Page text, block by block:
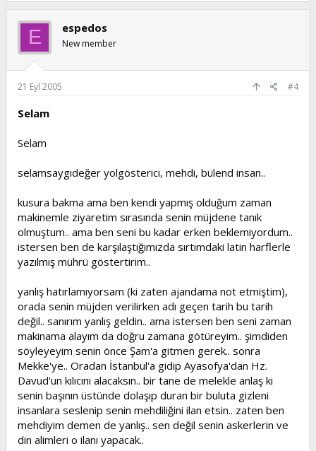
E espedos
New member
21 Eyl 2005 #4
Selam
Selam
selamsaygıdeğer yolgösterici, mehdi, bülend insan..
kusura bakma ama ben kendi yapmış olduğum zaman
makinemle ziyaretim sırasında senin müjdene tanık
olmuştum.. ama ben seni bu kadar erken beklemiyordum..
istersen ben de karşılaştığımızda sırtımdaki latin harflerle
yazılmış mührü göstertirim..
yanlış hatırlamıyorsam (ki zaten ajandama not etmiştim),
orada senin müjden verilirken adı geçen tarih bu tarih
değil.. sanırım yanlış geldin.. ama istersen ben seni zaman
makinama alayım da doğru zamana götüreyim.. şimdiden
söyleyeyim senin önce Şam'a gitmen gerek.. sonra
Mekke'ye.. Oradan İstanbul'a gidip Ayasofya'dan Hz.
Davud'un kılıcını alacaksın.. bir tane de melekle anlaş ki
senin başının üstünde dolaşıp duran bir buluta gizleni
insanlara seslenip senin mehdiliğini ilan etsin.. zaten ben
mehdiyim demen de yanlış.. sen değil senin askerlerin ve
din alimleri o ilanı yapacak..